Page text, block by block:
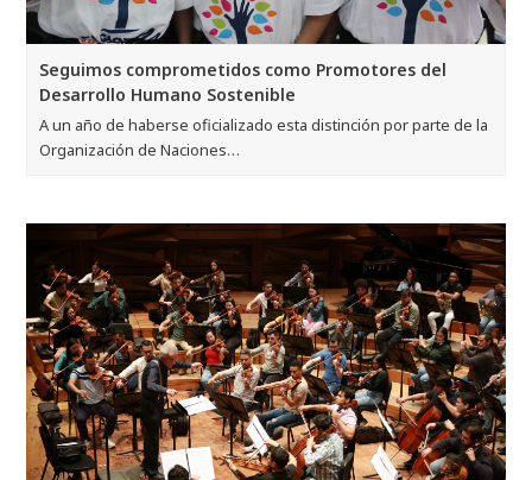
Seguimos comprometidos como Promotores del
Desarrollo Humano Sostenible
A un año de haberse oficializado esta distinción por parte de la
Organización de Naciones…